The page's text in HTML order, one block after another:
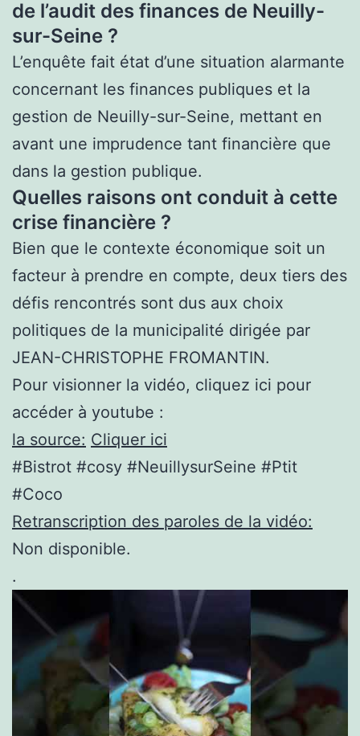
de l’audit des finances de Neuilly-
sur-Seine ?
L’enquête fait état d’une situation alarmante
concernant les finances publiques et la
gestion de Neuilly-sur-Seine, mettant en
avant une imprudence tant financière que
dans la gestion publique.
Quelles raisons ont conduit à cette
crise financière ?
Bien que le contexte économique soit un
facteur à prendre en compte, deux tiers des
défis rencontrés sont dus aux choix
politiques de la municipalité dirigée par
JEAN-CHRISTOPHE FROMANTIN.
Pour visionner la vidéo, cliquez ici pour
accéder à youtube :
la source: Cliquer ici
#Bistrot #cosy #NeuillysurSeine #Ptit
#Coco
Retranscription des paroles de la vidéo:
Non disponible.
.